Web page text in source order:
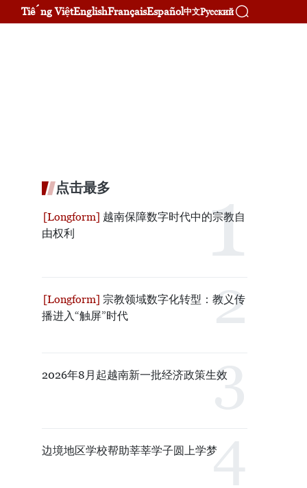
Tiếng ViệtEnglishFrançaisEspañol中文Русский
点击最多
越南保障数字时代中的宗教自
由权利
宗教领域数字化转型：教义传
播进入“触屏”时代
2026年8月起越南新一批经济政策生效
边境地区学校帮助莘莘学子圆上学梦